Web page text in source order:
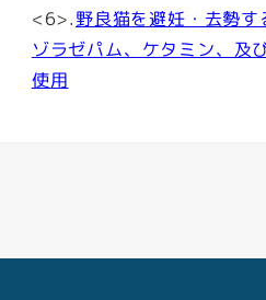
<6>.野良猫を避妊・去勢す
ゾラゼパム、ケタミン、及
使用